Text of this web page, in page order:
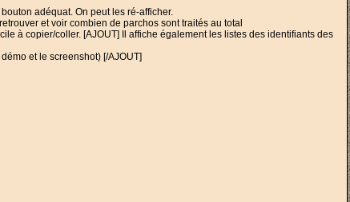
adéquat. On peut les ré-afficher.
et voir combien de parchos sont traités au total
à copier/coller. [AJOUT] Il affiche également les listes des identifiants des
et le screenshot) [/AJOUT]